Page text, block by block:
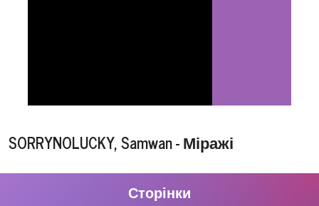
SORRYNOLUCKY, Samwan - Міражі
Сторінки